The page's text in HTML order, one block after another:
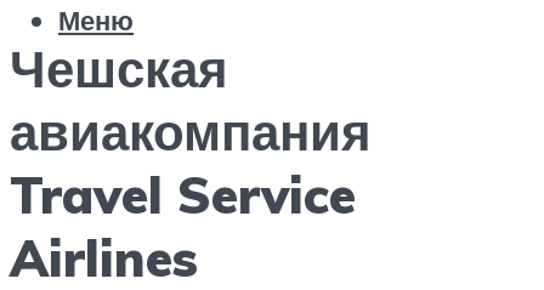
Меню
Чешская
авиакомпания
Travel Service
Airlines